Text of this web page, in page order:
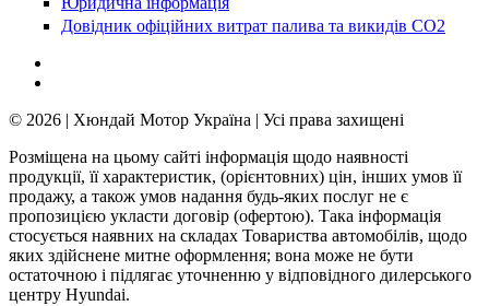
Довідник офіційних витрат палива та викидів СО2
© 2026 | Хюндай Мотор Україна | Усі права захищені
Розміщена на цьому сайті інформація щодо наявності
продукції, її характеристик, (орієнтовних) цін, інших умов її
продажу, а також умов надання будь-яких послуг не є
пропозицією укласти договір (офертою). Така інформація
стосується наявних на складах Товариства автомобілів, щодо
яких здійснене митне оформлення; вона може не бути
остаточною і підлягає уточненню у відповідного дилерського
центру Hyundai.